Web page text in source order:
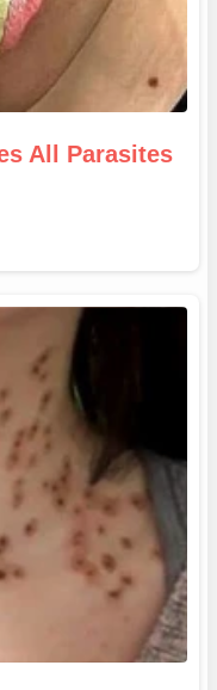
All Parasites